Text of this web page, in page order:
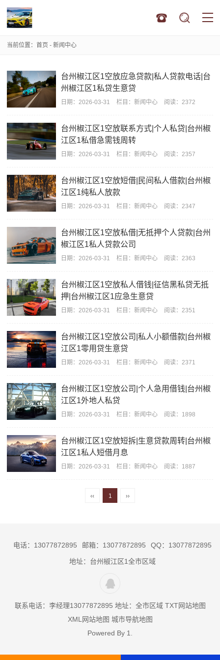
当前位置： 首页 - 新闻中心
台州椒江区1空放应急贷款|私人贷款电话|台
州椒江区1私贷生意贷
日期： 2026-03-31 栏目： 新闻中心 阅读：2372
台州椒江区1空放联系方式|个人私贷|台州椒
江区1私借急需钱周转
日期： 2026-03-31 栏目： 新闻中心 阅读：2357
台州椒江区1空放短借|民间私人借款|台州椒
江区1纯私人放款
日期： 2026-03-31 栏目： 新闻中心 阅读：2347
台州椒江区1空放私借|无抵押个人贷款|台州
椒江区1私人贷款公司
日期： 2026-03-31 栏目： 新闻中心 阅读：2363
台州椒江区1空放私人借钱|征信黑私贷无抵
押|台州椒江区1应急生意贷
日期： 2026-03-31 栏目： 新闻中心 阅读：2351
台州椒江区1空放公司|私人小额借款|台州椒
江区1零用贷生意贷
日期： 2026-03-31 栏目： 新闻中心 阅读：2371
台州椒江区1空放公司|个人急用借钱|台州椒
江区1外地人私贷
日期： 2026-03-31 栏目： 新闻中心 阅读：1898
台州椒江区1空放短拆|生意贷款周转|台州椒
江区1私人短借月息
日期： 2026-03-31 栏目： 新闻中心 阅读：1887
‹‹ 1 ››
电话：13077872895 邮箱：13077872895 QQ：13077872895
地址：台州椒江区1全市区域
联系电话：李经理13077872895 地址：全市区域 TXT网站地图
XML网站地图 城市导航地图
Powered By 1